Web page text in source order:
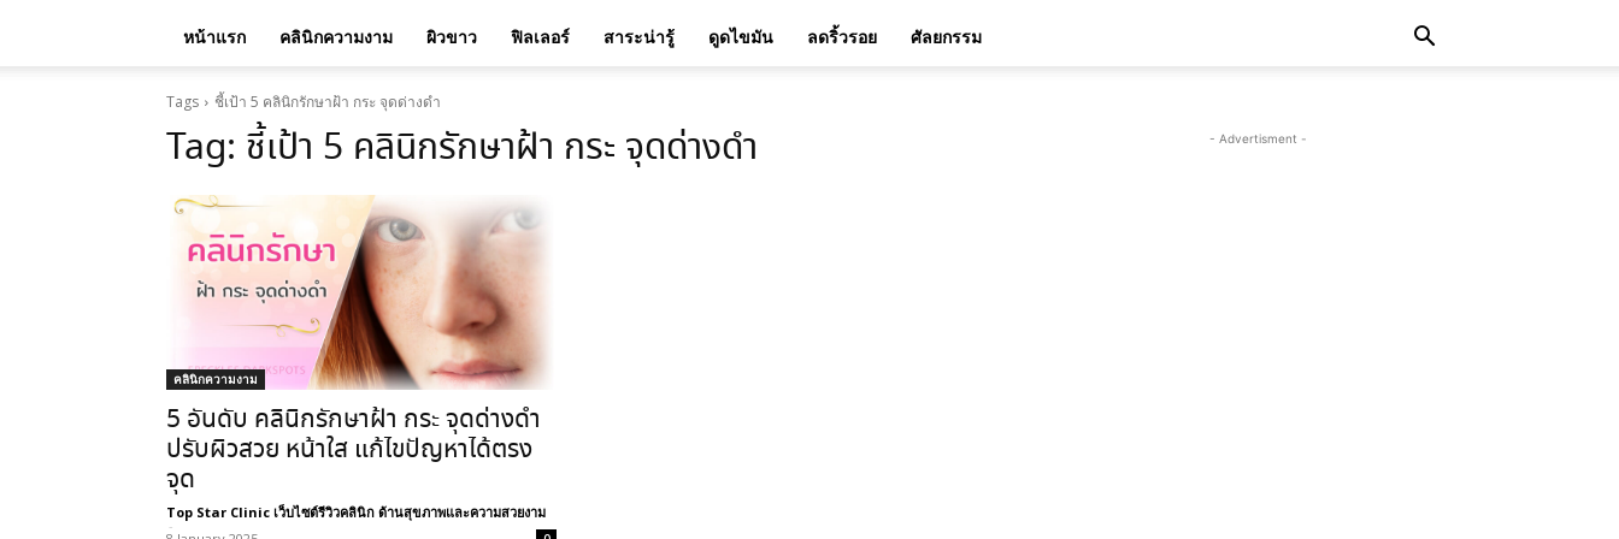
หน้าแรก คลินิกความงาม ผิวขาว ฟิลเลอร์ สาระน่ารู้ ดูดไขมัน ลดริ้วรอย ศัลยกรรม
Tags ชี้เป้า 5 คลินิกรักษาฝ้า กระ จุดด่างดำ
Tag: ชี้เป้า 5 คลินิกรักษาฝ้า กระ จุดด่างดำ
คลินิกความงาม
5 อันดับ คลินิกรักษาฝ้า กระ จุดด่างดำ
ปรับผิวสวย หน้าใส แก้ไขปัญหาได้ตรง
จุด
Top Star Clinic เว็บไซต์รีวิวคลินิก ด้านสุขภาพและความสวยงาม
-
- Advertisment -